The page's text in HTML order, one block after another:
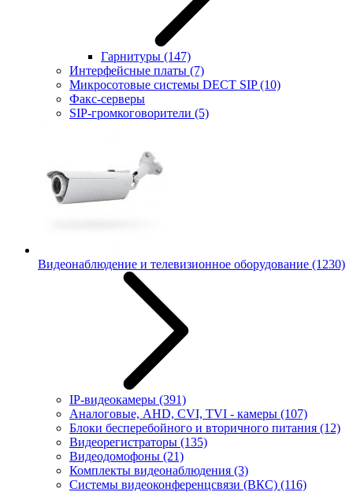
Гарнитуры (147)
Интерфейсные платы (7)
Микросотовые системы DECT SIP(10)
Факс-серверы
SIP-громкоговорители (5)
Видеонаблюдение и телевизионное оборудование (1230)
IP-видеокамеры (391)
Аналоговые, AHD, CVI, TVI - камеры (107)
Блоки бесперебойного и вторичного питания (12)
Видеорегистраторы (135)
Видеодомофоны (21)
Комплекты видеонаблюдения (3)
Системы видеоконференцсвязи (ВКС) (116)